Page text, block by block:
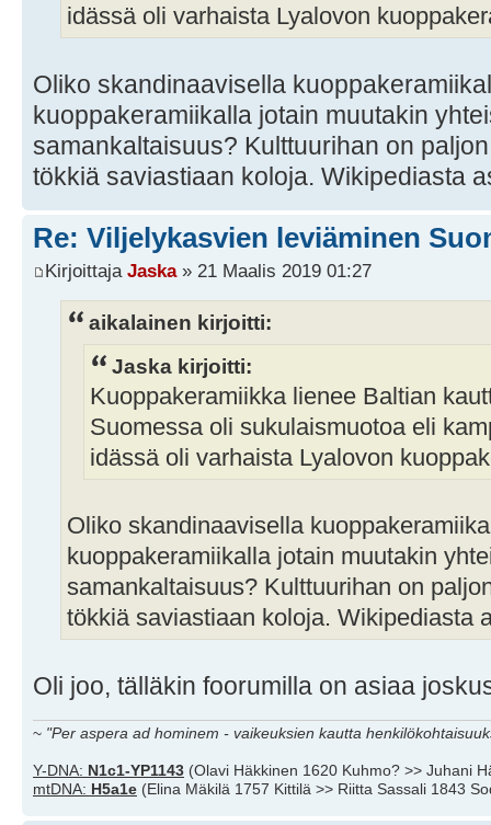
idässä oli varhaista Lyalovon
Oliko skandinaavisella
kuoppakeramiikalla jotain muutakin
samankaltaisuus? Kulttuurihan on
tökkiä saviastiaan koloja. Wikipediasta
Re: Viljelykasvien leviäminen
Kirjoittaja Jaska» 21 Maalis 2019 01:27
aikalainen kirjoitti:
Jaska kirjoitti:
Kuoppakeramiikka lienee Baltian
Suomessa oli sukulaismuotoa eli
idässä oli varhaista Lyalovon
Oliko skandinaavisella
kuoppakeramiikalla jotain muutakin
samankaltaisuus? Kulttuurihan on
tökkiä saviastiaan koloja. Wikipediasta
Oli joo, tälläkin foorumilla on asiaa
~ "Per aspera ad hominem - vaikeuksien kautta
Y-DNA: N1c1-YP1143 (Olavi Häkkinen 1620 Kuhmo? >> Juhani
mtDNA: H5a1e (Elina Mäkilä 1757 Kittilä >> Riitta Sassali 1843